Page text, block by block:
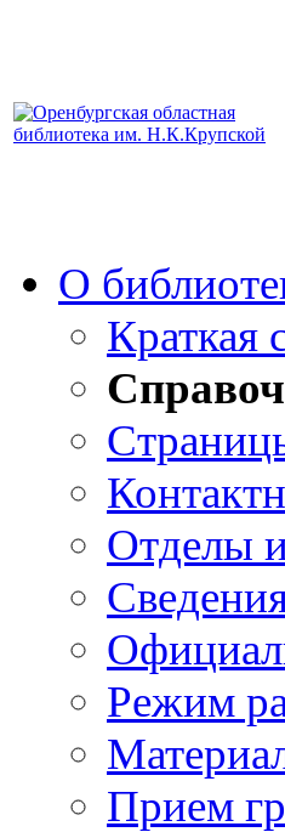
О
Краткая
Отделы
Режим
Прием